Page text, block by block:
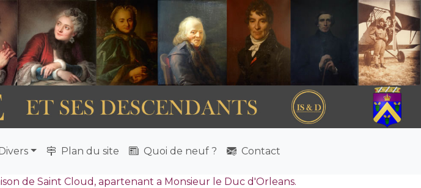
Plan du site Quoi de neuf ? Contact
de Saint Cloud, apartenant a Monsieur le Duc d'Orleans.